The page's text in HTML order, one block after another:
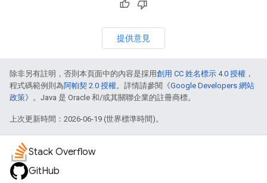
提供意見
除非另有註明，否則本頁面中的內容是採用創用 CC 姓名標示 4.0 授權 ，
程式碼範例則為阿帕契 2.0 授權。詳情請參閱《Google Developers 網站
政策》。Java 是 Oracle 和/或其關聯企業的註冊商標。
上次更新時間：2026-06-19 (世界標準時間)。
Stack Overflow
GitHub